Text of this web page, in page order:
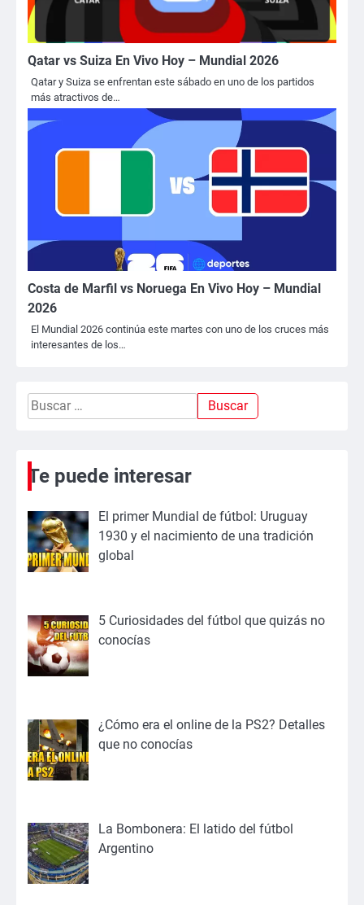
Qatar vs Suiza En Vivo Hoy – Mundial 2026
Qatar y Suiza se enfrentan este sábado en uno de los partidos
más atractivos de…
Costa de Marfil vs Noruega En Vivo Hoy – Mundial
2026
El Mundial 2026 continúa este martes con uno de los cruces más
interesantes de los…
Buscar:
Te puede interesar
El primer Mundial de fútbol: Uruguay
1930 y el nacimiento de una tradición
global
5 Curiosidades del fútbol que quizás no
conocías
¿Cómo era el online de la PS2? Detalles
que no conocías
La Bombonera: El latido del fútbol
Argentino